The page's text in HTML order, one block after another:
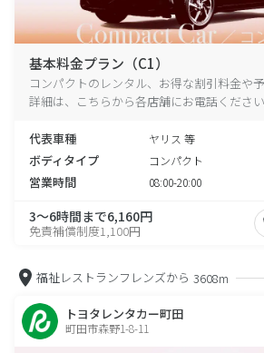
基本料金プラン（C1）
コンパクトのレンタル、お得な割引料金や
詳細は、こちらから各店舗にお電話ください
代表車種 ヤリス 等
ボディタイプ コンパクト
営業時間 08:00-20:00
3～6時間まで6,160円
免責補償制度1,100円
福祉レストランフレンズから 3608m
トヨタレンタカー町田
町田市森野1-8-11